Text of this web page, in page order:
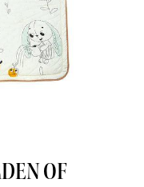
OF